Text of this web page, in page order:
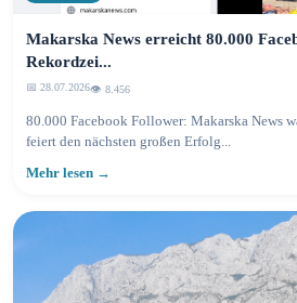
Makarska News erreicht 80.000
Rekordzei...
📅 28.07.2026👁️ 8.461
80.000 Facebook Follower: Makarska News
feiert den nächsten großen Erfolg...
Mehr lesen →